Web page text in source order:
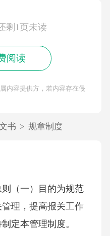
剩1页未读
阅读
内容提供方，若内容存在侵
书 > 规章制度
（一）目的为规范
理，提高报关工作
定本管理制度。